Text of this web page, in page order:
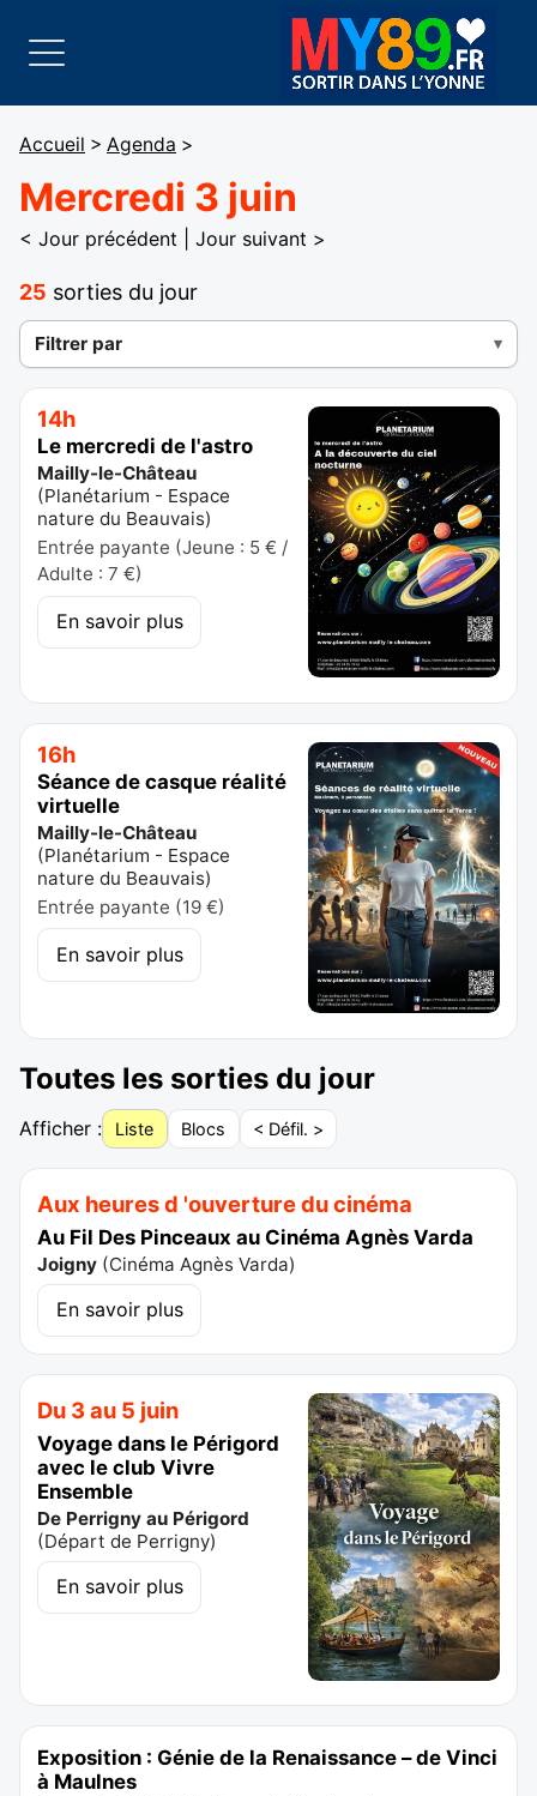
Accueil > Agenda >
Mercredi 3 juin
< Jour précédent Jour suivant >
25 sorties du jour
Filtrer par
14h
Le mercredi de l'astro
Mailly-le-Château
(Planétarium - Espace
nature du Beauvais)
Entrée payante (Jeune : 5 € /
Adulte : 7 €)
En savoir plus
16h
Séance de casque réalité
virtuelle
Mailly-le-Château
(Planétarium - Espace
nature du Beauvais)
Entrée payante (19 €)
En savoir plus
Toutes les sorties du jour
Afficher : Liste Blocs < Défil. >
Aux heures d 'ouverture du cinéma
Au Fil Des Pinceaux au Cinéma Agnès Varda
Joigny (Cinéma Agnès Varda)
En savoir plus
Du 3 au 5 juin
Voyage dans le Périgord
avec le club Vivre
Ensemble
De Perrigny au Périgord
(Départ de Perrigny)
En savoir plus
Exposition : Génie de la Renaissance – de Vinci
à Maulnes